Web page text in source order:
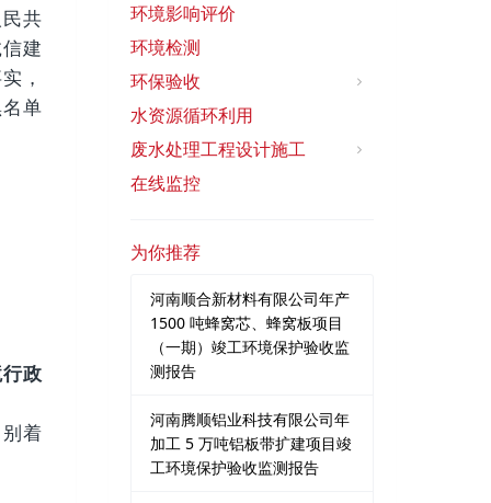
共
建
，
单
政
着
环境影响评价
环境检测
环保验收
水资源循环利用
废水处理工程设计施工
在线监控
为你推荐
河南顺合新材料有限公司年产
1500 吨蜂窝芯、蜂窝板项目
（一期）竣工环境保护验收监
测报告
河南腾顺铝业科技有限公司年
加工 5 万吨铝板带扩建项目竣
工环境保护验收监测报告